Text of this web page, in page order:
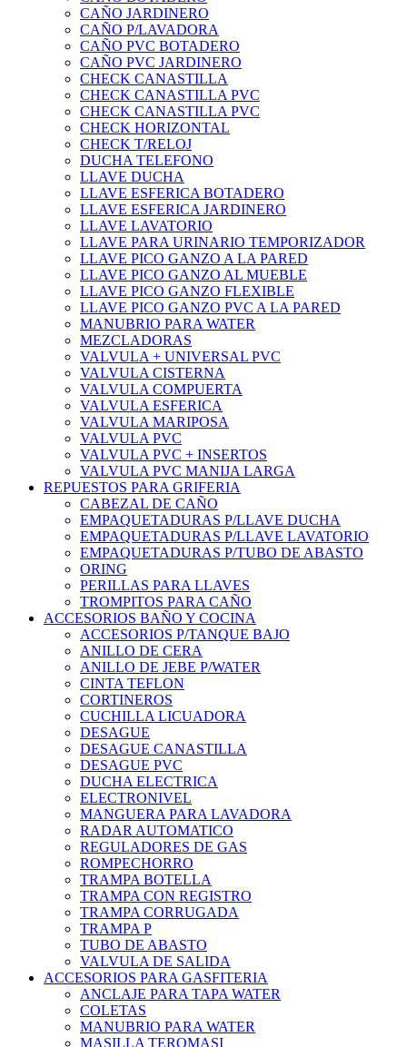
CAÑO JARDINERO
CAÑO P/LAVADORA
CAÑO PVC BOTADERO
CAÑO PVC JARDINERO
CHECK CANASTILLA
CHECK CANASTILLA PVC
CHECK CANASTILLA PVC
CHECK HORIZONTAL
CHECK T/RELOJ
DUCHA TELEFONO
LLAVE DUCHA
LLAVE ESFERICA BOTADERO
LLAVE ESFERICA JARDINERO
LLAVE LAVATORIO
LLAVE PARA URINARIO TEMPORIZADOR
LLAVE PICO GANZO A LA PARED
LLAVE PICO GANZO AL MUEBLE
LLAVE PICO GANZO FLEXIBLE
LLAVE PICO GANZO PVC A LA PARED
MANUBRIO PARA WATER
MEZCLADORAS
VALVULA + UNIVERSAL PVC
VALVULA CISTERNA
VALVULA COMPUERTA
VALVULA ESFERICA
VALVULA MARIPOSA
VALVULA PVC
VALVULA PVC + INSERTOS
VALVULA PVC MANIJA LARGA
REPUESTOS PARA GRIFERIA
CABEZAL DE CAÑO
EMPAQUETADURAS P/LLAVE DUCHA
EMPAQUETADURAS P/LLAVE LAVATORIO
EMPAQUETADURAS P/TUBO DE ABASTO
ORING
PERILLAS PARA LLAVES
TROMPITOS PARA CAÑO
ACCESORIOS BAÑO Y COCINA
ACCESORIOS P/TANQUE BAJO
ANILLO DE CERA
ANILLO DE JEBE P/WATER
CINTA TEFLON
CORTINEROS
CUCHILLA LICUADORA
DESAGUE
DESAGUE CANASTILLA
DESAGUE PVC
DUCHA ELECTRICA
ELECTRONIVEL
MANGUERA PARA LAVADORA
RADAR AUTOMATICO
REGULADORES DE GAS
ROMPECHORRO
TRAMPA BOTELLA
TRAMPA CON REGISTRO
TRAMPA CORRUGADA
TRAMPA P
TUBO DE ABASTO
VALVULA DE SALIDA
ACCESORIOS PARA GASFITERIA
ANCLAJE PARA TAPA WATER
COLETAS
MANUBRIO PARA WATER
MASILLA TEROMASI